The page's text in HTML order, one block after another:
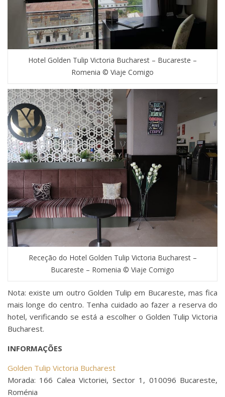
Hotel Golden Tulip Victoria Bucharest – Bucareste –
Romenia © Viaje Comigo
Receção do Hotel Golden Tulip Victoria Bucharest –
Bucareste – Romenia © Viaje Comigo
Nota: existe um outro Golden Tulip em Bucareste, mas fica
mais longe do centro. Tenha cuidado ao fazer a reserva do
hotel, verificando se está a escolher o Golden Tulip Victoria
Bucharest.
INFORMAÇÕES
Golden Tulip Victoria Bucharest
Morada: 166 Calea Victoriei, Sector 1, 010096 Bucareste,
Roménia